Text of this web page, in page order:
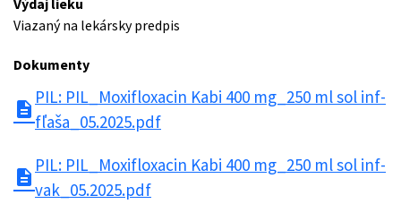
Výdaj lieku
Viazaný na lekársky predpis
Dokumenty
description
PIL: PIL_Moxifloxacin Kabi 400 mg_250 ml sol inf-
fľaša_05.2025.pdf
description
PIL: PIL_Moxifloxacin Kabi 400 mg_250 ml sol inf-
vak_05.2025.pdf